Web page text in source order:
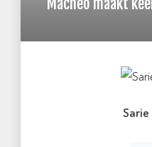
Sarie